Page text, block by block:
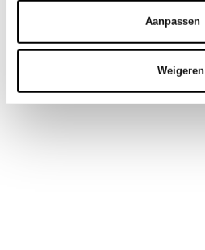
Aanpassen
Weigeren